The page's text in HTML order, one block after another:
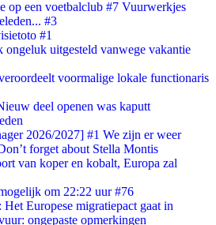
op een voetbalclub #7 Vuurwerkjes
#3
#1
ongeluk uitgesteld vanwege vakantie
voormalige lokale functionaris
deel openen was kaputt
2026/2027] #1 We zijn er weer
forget about Stella Montis
van koper en kobalt, Europa zal
om 22:22 uur #76
Europese migratiepact gaat in
ongepaste opmerkingen